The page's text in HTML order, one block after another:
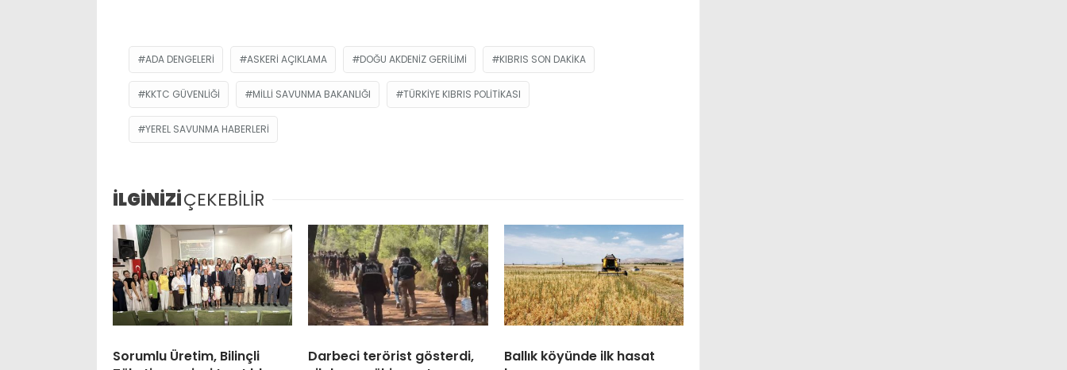
ADA DENGELERI ASKERI AÇIKLAMA DOĞU AKDENIZ GERILIMI KIBRIS SON DAKIKA
KKTC GÜVENLIĞI MILLI SAVUNMA BAKANLIĞI TÜRKIYE KIBRIS POLITIKASI
YEREL SAVUNMA HABERLERI
İLGİNİZİÇEKEBİLİR
Sorumlu Üretim, Bilinçli
Darbeci terörist gösterdi,
Ballık köyünde ilk hasat